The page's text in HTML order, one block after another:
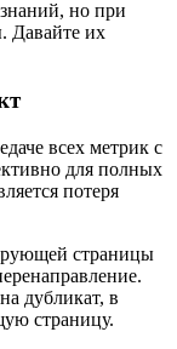
но при
Давайте их
всех метрик с
для полных
потеря
страницы
дубликат, в
страницу.